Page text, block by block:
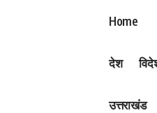
Home
देश
उत्तराखंड